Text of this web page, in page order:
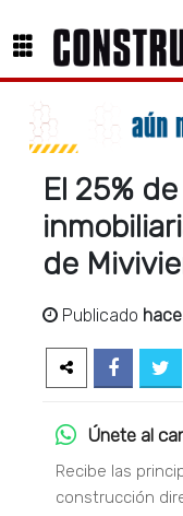
El 25%
de
Publicado
Únete al
Recibe las
construcción